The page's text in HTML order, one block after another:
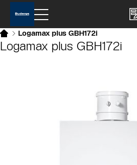
Logamax plus GBH172i
Logamax plus GBH172i